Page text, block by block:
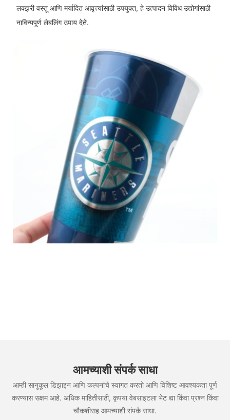
लक्झरी वस्तू आणि मर्यादित आवृत्त्यांसाठी उपयुक्त, हे उत्पादन विविध उद्योगांसाठी
नाविन्यपूर्ण लेबलिंग उपाय देते.
आमच्याशी संपर्क साधा
आम्ही सानुकूल डिझाइन आणि कल्पनांचे स्वागत करतो आणि विशिष्ट आवश्यकता पूर्ण
करण्यास सक्षम आहे. अधिक माहितीसाठी, कृपया वेबसाइटला भेट द्या किंवा प्रश्न किंवा
चौकशीसह आमच्याशी संपर्क साधा.